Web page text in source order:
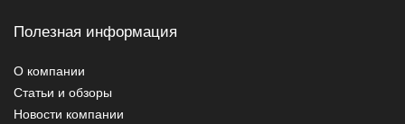
Полезная информация
О компании
Статьи и обзоры
Новости компании